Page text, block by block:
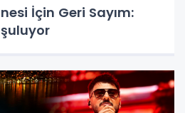
İçin Geri Sayım: